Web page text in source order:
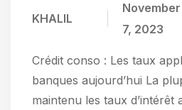
KHALIL
November
7, 2023
Crédit conso : Les taux
banques aujourd’hui​ La
maintenu les taux d’intérêt